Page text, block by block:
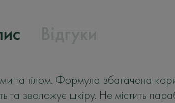
та тілом. Формула збагачена
та зволожує шкіру. Не містить